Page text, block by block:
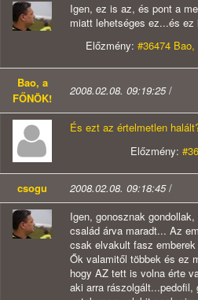
Igen, ez is az, és pont a
miatt lehetséges ez...és
Előzmény: #36474
Bao, a
FŐNÖK!
2008.02.08. 09:19:25/
És ezt az értelmetlen
Előzmény:
csogu 2008.02.08. 09:18:45/
Igen, gonosznak
család árva maradt... Az
csak elvakult fasz
Ők valamitől többek és ez
hogy AZ tett is volna érte
aki arra